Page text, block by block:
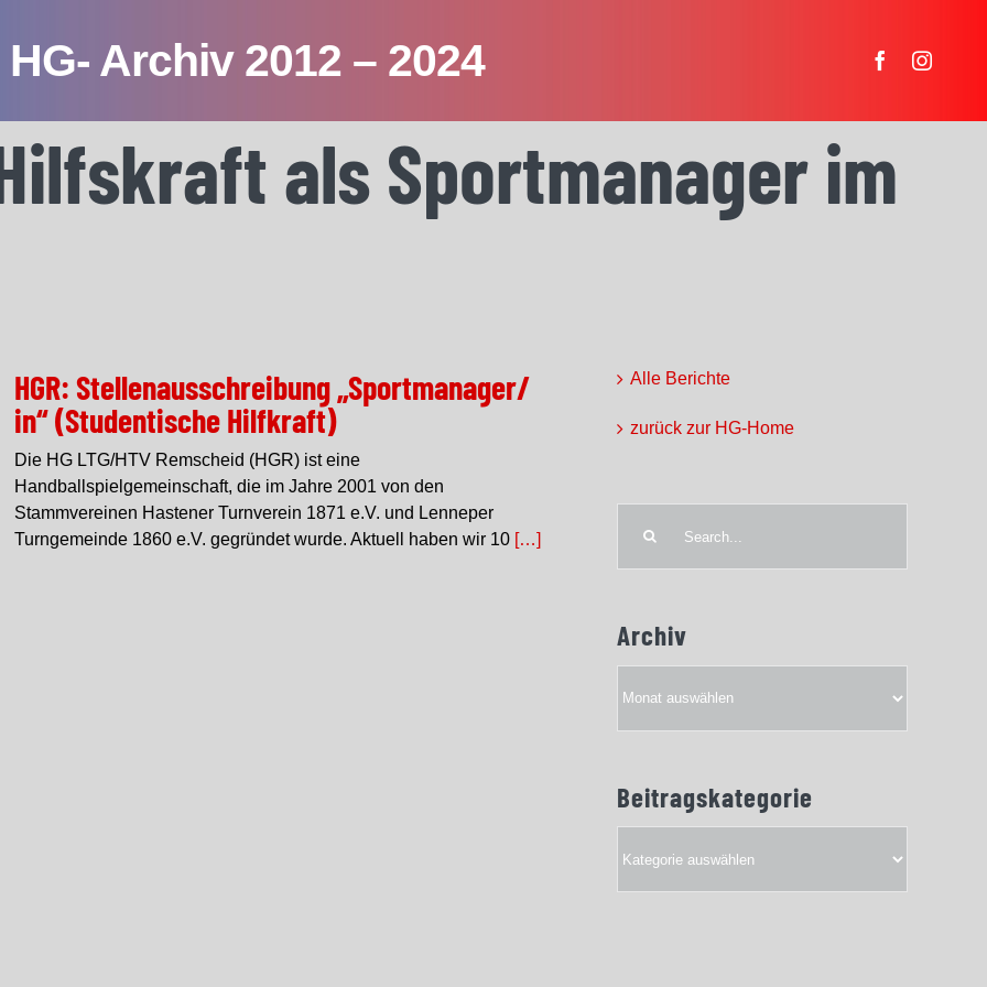
HG- Archiv 2012 – 2024
als Sportmanager im
HGR: Stellenausschreibung „Sportmanager/
in“ (Studentische Hilfkraft)
Die HG LTG/HTV Remscheid (HGR) ist eine
Handballspielgemeinschaft, die im Jahre 2001 von den
Stammvereinen Hastener Turnverein 1871 e.V. und Lenneper
Turngemeinde 1860 e.V. gegründet wurde. Aktuell haben wir 10 […]
Alle Berichte
zurück zur HG-Home
Archiv
Beitragskategorie